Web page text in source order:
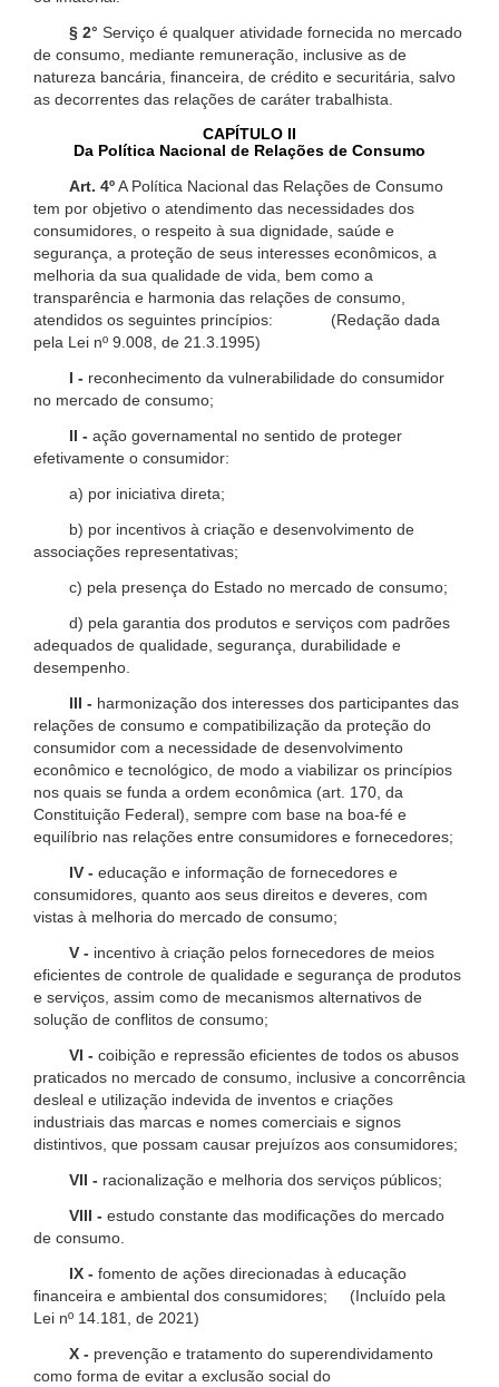
§ 2° Serviço é qualquer atividade fornecida no mercado
de consumo, mediante remuneração, inclusive as de
natureza bancária, financeira, de crédito e securitária, salvo
as decorrentes das relações de caráter trabalhista.
CAPÍTULO II
Da Política Nacional de Relações de Consumo
Art. 4ºA Política Nacional das Relações de Consumo
tem por objetivo o atendimento das necessidades dos
consumidores, o respeito à sua dignidade, saúde e
segurança, a proteção de seus interesses econômicos, a
melhoria da sua qualidade de vida, bem como a
transparência e harmonia das relações de consumo,
atendidos os seguintes princípios: (Redação dada
pela Lei nº 9.008, de 21.3.1995)
I - reconhecimento da vulnerabilidade do consumidor
no mercado de consumo;
II - ação governamental no sentido de proteger
efetivamente o consumidor:
a) por iniciativa direta;
b) por incentivos à criação e desenvolvimento de
associações representativas;
c) pela presença do Estado no mercado de consumo;
d) pela garantia dos produtos e serviços com padrões
adequados de qualidade, segurança, durabilidade e
desempenho.
III - harmonização dos interesses dos participantes das
relações de consumo e compatibilização da proteção do
consumidor com a necessidade de desenvolvimento
econômico e tecnológico, de modo a viabilizar os princípios
nos quais se funda a ordem econômica (art. 170, da
Constituição Federal), sempre com base na boa-fé e
equilíbrio nas relações entre consumidores e fornecedores;
IV - educação e informação de fornecedores e
consumidores, quanto aos seus direitos e deveres, com
vistas à melhoria do mercado de consumo;
V - incentivo à criação pelos fornecedores de meios
eficientes de controle de qualidade e segurança de produtos
e serviços, assim como de mecanismos alternativos de
solução de conflitos de consumo;
VI - coibição e repressão eficientes de todos os abusos
praticados no mercado de consumo, inclusive a concorrência
desleal e utilização indevida de inventos e criações
industriais das marcas e nomes comerciais e signos
distintivos, que possam causar prejuízos aos consumidores;
VII - racionalização e melhoria dos serviços públicos;
VIII - estudo constante das modificações do mercado
de consumo.
IX - fomento de ações direcionadas à educação
financeira e ambiental dos consumidores; (Incluído pela
Lei nº 14.181, de 2021)
X - prevenção e tratamento do superendividamento
como forma de evitar a exclusão social do